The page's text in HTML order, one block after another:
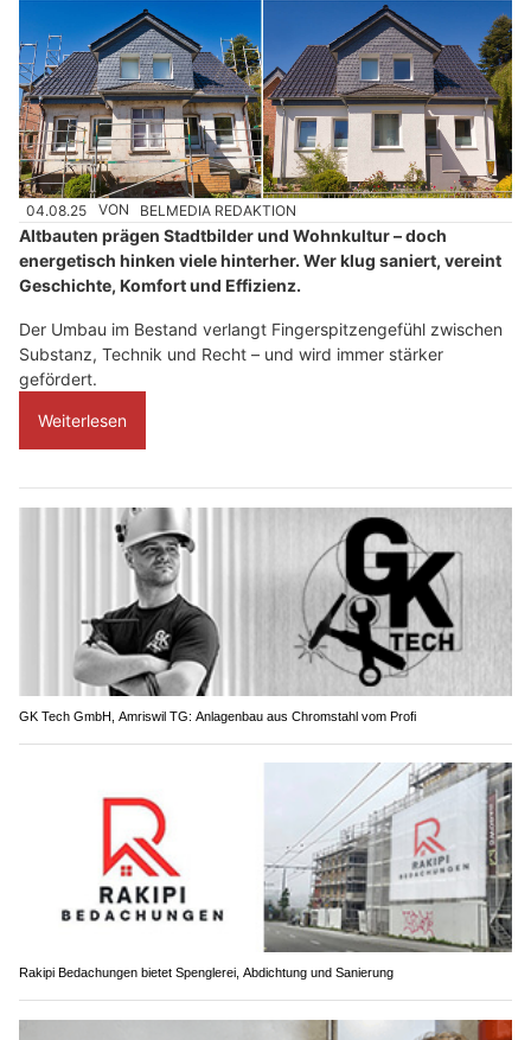
04.08.25 VON BELMEDIA REDAKTION
Altbauten prägen Stadtbilder und Wohnkultur – doch
energetisch hinken viele hinterher. Wer klug saniert, vereint
Geschichte, Komfort und Effizienz.
Der Umbau im Bestand verlangt Fingerspitzengefühl zwischen
Substanz, Technik und Recht – und wird immer stärker
gefördert.
Weiterlesen
GK Tech GmbH, Amriswil TG: Anlagenbau aus Chromstahl vom Profi
Rakipi Bedachungen bietet Spenglerei, Abdichtung und Sanierung